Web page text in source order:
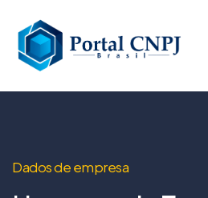
Dados de empresa